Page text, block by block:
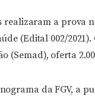
realizaram a prova
(Edital 002/
(Semad), oferta
da FGV, a